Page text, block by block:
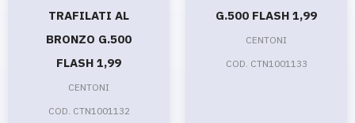
TRAFILATI AL
BRONZO G.500
FLASH 1,99
CENTONI
COD. CTN1001132
G.500 FLASH 1,99
CENTONI
COD. CTN1001133